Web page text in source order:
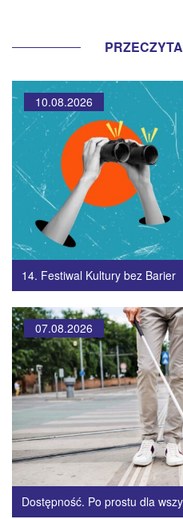
10.08.2026
14. Festiwal Kultury bez Barier
07.08.2026
Dostępność. Po prostu dla